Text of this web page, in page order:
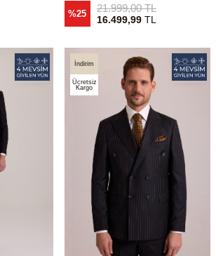
%25 21.999,00TL
16.499,99TL
İndirim
Ücretsiz
Kargo